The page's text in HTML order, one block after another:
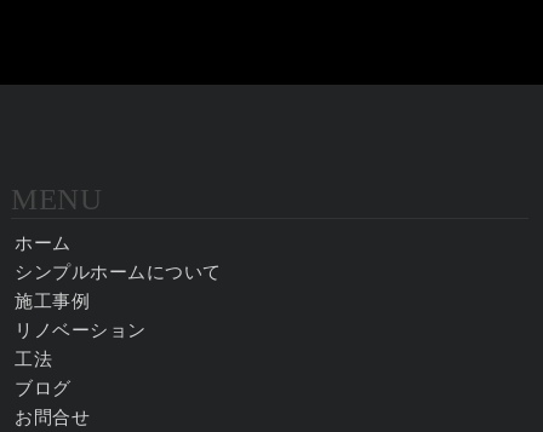
MENU
ホーム
シンプルホームについて
施工事例
リノベーション
工法
ブログ
お問合せ